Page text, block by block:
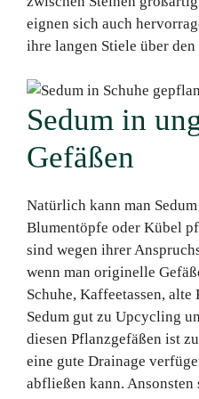
eignen sich auch
ihre langen Stiele über
Sedum in
Gefäßen
Natürlich kann man
Blumentöpfe oder Kübel
sind wegen ihrer
wenn man originelle
Schuhe, Kaffeetassen,
Sedum gut zu Upcycling
diesen Pflanzgefäßen ist
eine gute Drainage
abfließen kann.